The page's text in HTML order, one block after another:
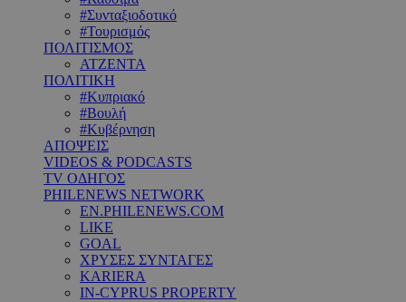
#Συνταξιοδοτικό
#Τουρισμός
ΠΟΛΙΤΙΣΜΟΣ
ΑΤΖΕΝΤΑ
ΠΟΛΙΤΙΚΗ
#Κυπριακό
#Βουλή
#Κυβέρνηση
ΑΠΟΨΕΙΣ
VIDEOS & PODCASTS
TV ΟΔΗΓΟΣ
PHILENEWS NETWORK
EN.PHILENEWS.COM
LIKE
GOAL
ΧΡΥΣΕΣ ΣΥΝΤΑΓΕΣ
KARIERA
IN-CYPRUS PROPERTY